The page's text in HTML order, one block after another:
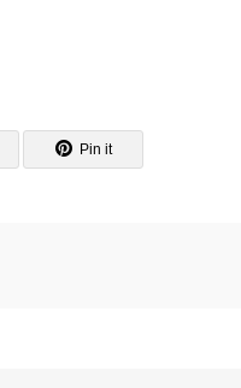
Pin it